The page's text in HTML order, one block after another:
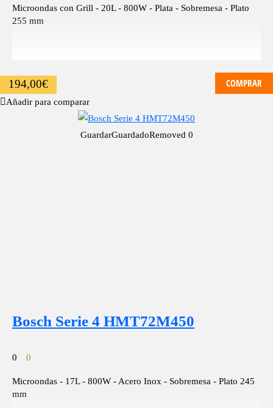
Microondas con Grill - 20L - 800W - Plata - Sobremesa - Plato
255 mm
194,00€ COMPRAR
Añadir para comparar
GuardarGuardadoRemoved 0
Bosch Serie 4 HMT72M450
0 0
Microondas - 17L - 800W - Acero Inox - Sobremesa - Plato 245
mm